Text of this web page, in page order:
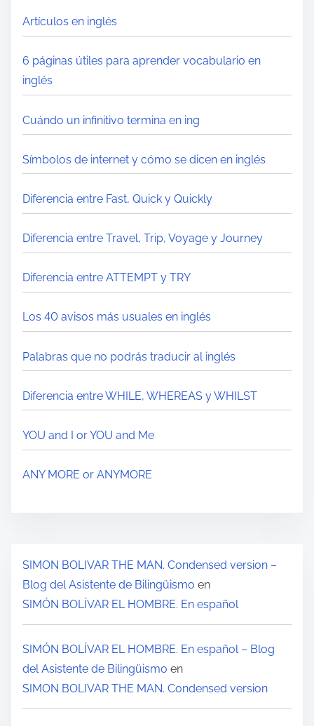
Artículos en inglés
6 páginas útiles para aprender vocabulario en
inglés
Cuándo un infinitivo termina en ing
Símbolos de internet y cómo se dicen en inglés
Diferencia entre Fast, Quick y Quickly
Diferencia entre Travel, Trip, Voyage y Journey
Diferencia entre ATTEMPT y TRY
Los 40 avisos más usuales en inglés
Palabras que no podrás traducir al inglés
Diferencia entre WHILE, WHEREAS y WHILST
YOU and I or YOU and Me
ANY MORE or ANYMORE
SIMON BOLIVAR THE MAN. Condensed version –
Blog del Asistente de Bilingüismo en
SIMÓN BOLÍVAR EL HOMBRE. En español
SIMÓN BOLÍVAR EL HOMBRE. En español – Blog
del Asistente de Bilingüismo en
SIMON BOLIVAR THE MAN. Condensed version